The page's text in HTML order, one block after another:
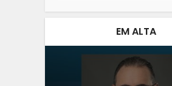
EM ALTA